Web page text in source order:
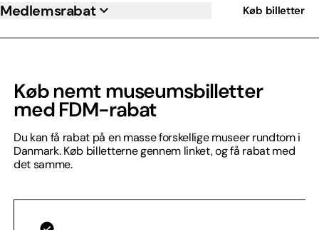
Medlemsrabat Køb billetter
Køb nemt museumsbilletter
med FDM-rabat
Du kan få rabat på en masse forskellige museer rundtom i
Danmark. Køb billetterne gennem linket, og få rabat med
det samme.